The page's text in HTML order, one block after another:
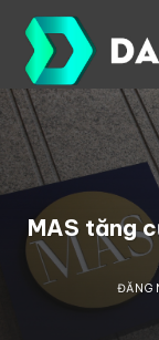
content
MAS tăng
ĐĂNG